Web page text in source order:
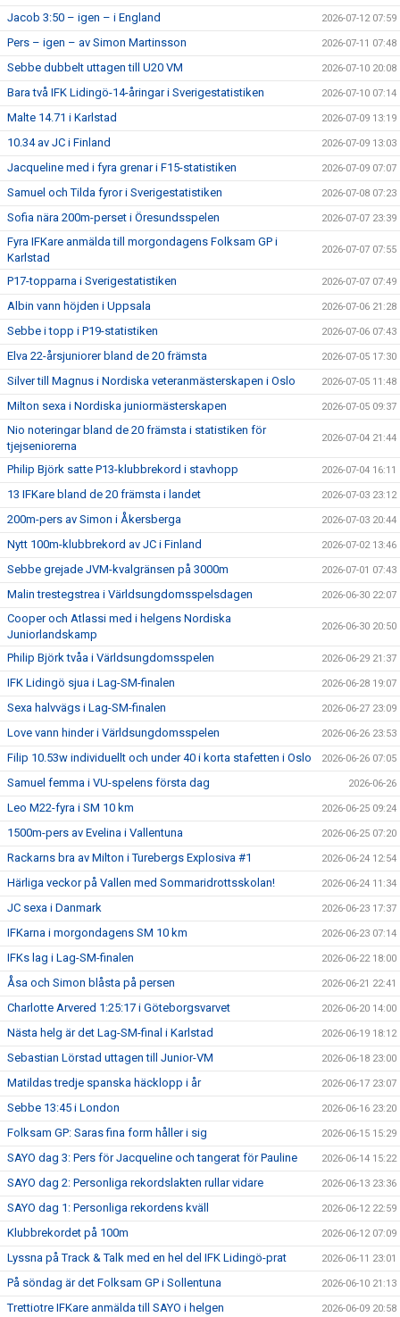
Jacob 3:50 – igen – i England 2026-07-12 07:59
Pers – igen – av Simon Martinsson 2026-07-11 07:48
Sebbe dubbelt uttagen till U20 VM 2026-07-10 20:08
Bara två IFK Lidingö-14-åringar i Sverigestatistiken 2026-07-10 07:14
Malte 14.71 i Karlstad 2026-07-09 13:19
10.34 av JC i Finland 2026-07-09 13:03
Jacqueline med i fyra grenar i F15-statistiken 2026-07-09 07:07
Samuel och Tilda fyror i Sverigestatistiken 2026-07-08 07:23
Sofia nära 200m-perset i Öresundsspelen 2026-07-07 23:39
Fyra IFKare anmälda till morgondagens Folksam GP i
Karlstad
2026-07-07 07:55
P17-topparna i Sverigestatistiken 2026-07-07 07:49
Albin vann höjden i Uppsala 2026-07-06 21:28
Sebbe i topp i P19-statistiken 2026-07-06 07:43
Elva 22-årsjuniorer bland de 20 främsta 2026-07-05 17:30
Silver till Magnus i Nordiska veteranmästerskapen i Oslo 2026-07-05 11:48
Milton sexa i Nordiska juniormästerskapen 2026-07-05 09:37
Nio noteringar bland de 20 främsta i statistiken för
tjejseniorerna
2026-07-04 21:44
Philip Björk satte P13-klubbrekord i stavhopp 2026-07-04 16:11
13 IFKare bland de 20 främsta i landet 2026-07-03 23:12
200m-pers av Simon i Åkersberga 2026-07-03 20:44
Nytt 100m-klubbrekord av JC i Finland 2026-07-02 13:46
Sebbe grejade JVM-kvalgränsen på 3000m 2026-07-01 07:43
Malin trestegstrea i Världsungdomsspelsdagen 2026-06-30 22:07
Cooper och Atlassi med i helgens Nordiska
Juniorlandskamp
2026-06-30 20:50
Philip Björk tvåa i Världsungdomsspelen 2026-06-29 21:37
IFK Lidingö sjua i Lag-SM-finalen 2026-06-28 19:07
Sexa halvvägs i Lag-SM-finalen 2026-06-27 23:09
Love vann hinder i Världsungdomsspelen 2026-06-26 23:53
Filip 10.53w individuellt och under 40 i korta stafetten i Oslo 2026-06-26 07:05
Samuel femma i VU-spelens första dag 2026-06-26
Leo M22-fyra i SM 10 km 2026-06-25 09:24
1500m-pers av Evelina i Vallentuna 2026-06-25 07:20
Rackarns bra av Milton i Turebergs Explosiva #1 2026-06-24 12:54
Härliga veckor på Vallen med Sommaridrottsskolan! 2026-06-24 11:34
JC sexa i Danmark 2026-06-23 17:37
IFKarna i morgondagens SM 10 km 2026-06-23 07:14
IFKs lag i Lag-SM-finalen 2026-06-22 18:00
Åsa och Simon blåsta på persen 2026-06-21 22:41
Charlotte Arvered 1:25:17 i Göteborgsvarvet 2026-06-20 14:00
Nästa helg är det Lag-SM-final i Karlstad 2026-06-19 18:12
Sebastian Lörstad uttagen till Junior-VM 2026-06-18 23:00
Matildas tredje spanska häcklopp i år 2026-06-17 23:07
Sebbe 13:45 i London 2026-06-16 23:20
Folksam GP: Saras fina form håller i sig 2026-06-15 15:29
SAYO dag 3: Pers för Jacqueline och tangerat för Pauline 2026-06-14 15:22
SAYO dag 2: Personliga rekordslakten rullar vidare 2026-06-13 23:36
SAYO dag 1: Personliga rekordens kväll 2026-06-12 22:59
Klubbrekordet på 100m 2026-06-12 07:09
Lyssna på Track & Talk med en hel del IFK Lidingö-prat 2026-06-11 23:01
På söndag är det Folksam GP i Sollentuna 2026-06-10 21:13
Trettiotre IFKare anmälda till SAYO i helgen 2026-06-09 20:58